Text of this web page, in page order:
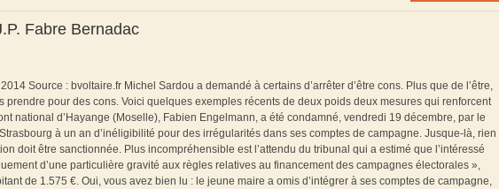
Fabre Bernadac
Source : bvoltaire.fr Michel Sardou a demandé à certains d’arrêter d’être cons. Plus que de l’être,
prendre pour des cons. Voici quelques exemples récents de deux poids deux mesures qui renforcent
national d’Hayange (Moselle), Fabien Engelmann, a été condamné, vendredi 19 décembre, par le
à un an d’inéligibilité pour des irrégularités dans ses comptes de campagne. Jusque-là, rien
doit être sanctionnée. Plus incompréhensible est l’attendu du tribunal qui a estimé que l’intéressé
d’une particulière gravité aux règles relatives au financement des campagnes électorales »,
de 1.575 €. Oui, vous avez bien lu : le jeune maire a omis d’intégrer à ses comptes de campagne,